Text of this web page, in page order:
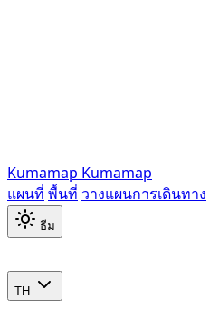
Kumamap Kumamap
แผนที่ พื้นที่ วางแผนการเดินทาง
ธีม
TH